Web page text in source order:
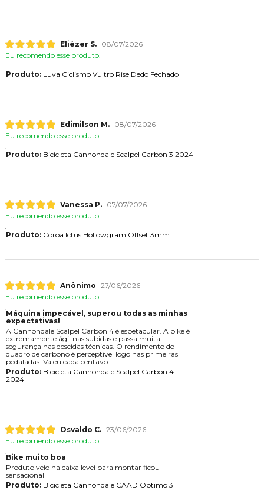
Eliézer S.
08/07/2026
Eu recomendo esse produto.
Produto:Luva Ciclismo Vultro Rise Dedo Fechado
Edimilson M.
08/07/2026
Eu recomendo esse produto.
Produto:Bicicleta Cannondale Scalpel Carbon 3 2024
Vanessa P.
07/07/2026
Eu recomendo esse produto.
Produto:Coroa Ictus Hollowgram Offset 3mm
Anônimo 27/06/2026
Eu recomendo esse produto.
Máquina impecável, superou todas as minhas
expectativas!
A Cannondale Scalpel Carbon 4 é espetacular. A bike é
extremamente ágil nas subidas e passa muita
segurança nas descidas técnicas. O rendimento do
quadro de carbono é perceptível logo nas primeiras
pedaladas. Valeu cada centavo.
Produto:Bicicleta Cannondale Scalpel Carbon 4
2024
Osvaldo C. 23/06/2026
Eu recomendo esse produto.
Bike muito boa
Produto veio na caixa levei para montar ficou
sensacional
Produto:Bicicleta Cannondale CAAD Optimo 3